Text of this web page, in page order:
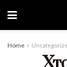
Home